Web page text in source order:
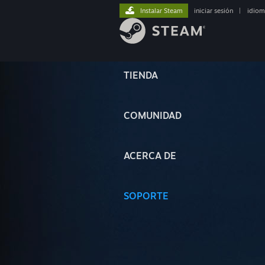
TIENDA
COMUNIDAD
ACERCA DE
SOPORTE
Instalar Steam iniciar sesión